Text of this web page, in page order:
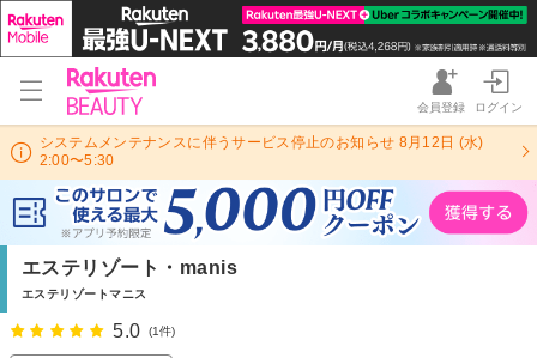
会員登録 ログイン
システムメンテナンスに伴うサービス停止のお知らせ 8月12日 (水)
2:00〜5:30
エステリゾート・manis
エステリゾートマニス
5.0 (1件)